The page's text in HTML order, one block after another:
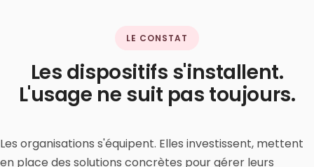
LE CONSTAT
Les dispositifs s'installent.
L'usage ne suit pas toujours.
Les organisations s'équipent. Elles investissent, mettent
en place des solutions concrètes pour gérer leurs